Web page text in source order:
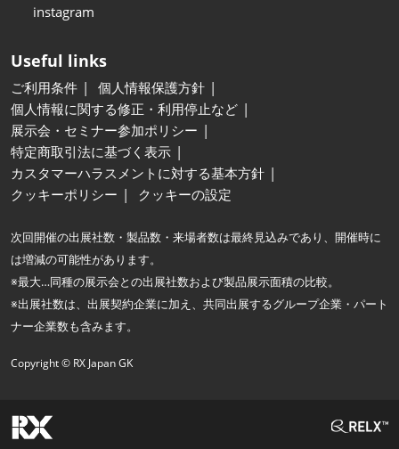
instagram
Useful links
ご利用条件
個人情報保護方針
個人情報に関する修正・利用停止など
展示会・セミナー参加ポリシー
特定商取引法に基づく表示
カスタマーハラスメントに対する基本方針
クッキーポリシー
クッキーの設定
次回開催の出展社数・製品数・来場者数は最終見込みであり、開催時に
は増減の可能性があります。
※最大…同種の展示会との出展社数および製品展示面積の比較。
※出展社数は、出展契約企業に加え、共同出展するグループ企業・パート
ナー企業数も含みます。
Copyright © RX Japan GK